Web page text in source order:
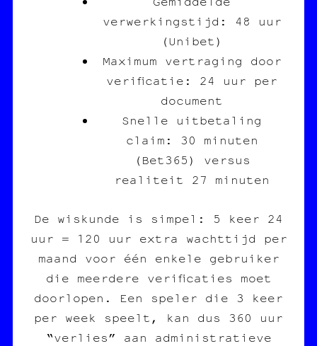
verwerkingstijd: 48 uur
(Unibet)
Maximum vertraging door
verificatie: 24 uur per
document
Snelle uitbetaling
claim: 30 minuten
(Bet365) versus
realiteit 27 minuten
De wiskunde is simpel: 5 keer 24
uur = 120 uur extra wachttijd per
maand voor één enkele gebruiker
die meerdere verificaties moet
doorlopen. Een speler die 3 keer
per week speelt, kan dus 360 uur
“verlies” aan administratieve